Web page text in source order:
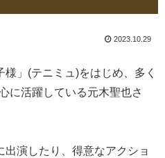
2023.10.29
」(テニミュ)をはじめ、多く
に活躍している元木聖也さ
演したり、得意なアクショ